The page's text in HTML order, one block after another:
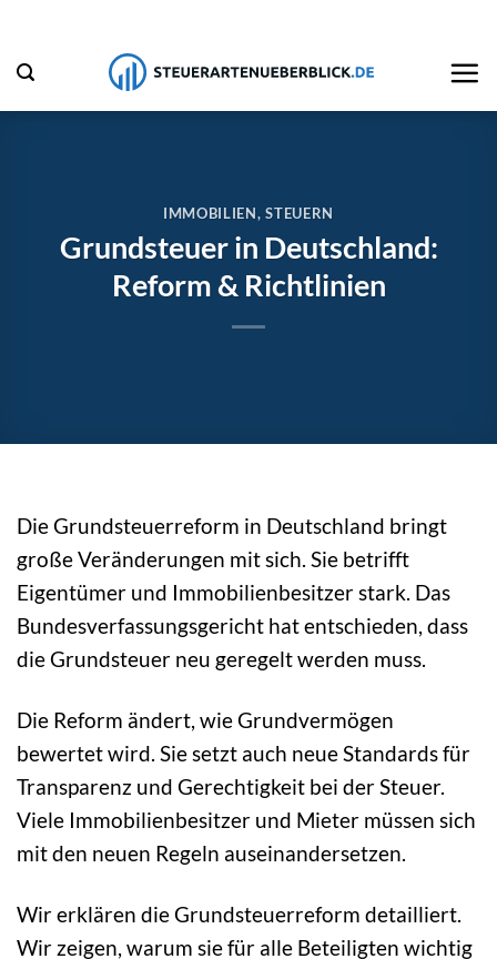
springen
IMMOBILIEN,STEUERN
Grundsteuer in Deutschland:
Reform & Richtlinien
Die Grundsteuerreform in Deutschland bringt
große Veränderungen mit sich. Sie betrifft
Eigentümer und Immobilienbesitzer stark. Das
Bundesverfassungsgericht hat entschieden, dass
die Grundsteuer neu geregelt werden muss.
Die Reform ändert, wie Grundvermögen
bewertet wird. Sie setzt auch neue Standards für
Transparenz und Gerechtigkeit bei der Steuer.
Viele Immobilienbesitzer und Mieter müssen sich
mit den neuen Regeln auseinandersetzen.
Wir erklären die Grundsteuerreform detailliert.
Wir zeigen, warum sie für alle Beteiligten wichtig